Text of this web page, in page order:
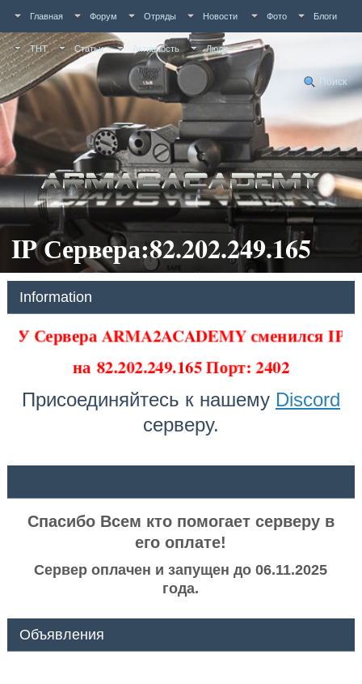
Главная Форум Отряды Новости Фото Блоги
ТНТ Статьи Активность Люди
Поиск
IP Сервера:82.202.249.165
Information
У Сервера ARMA2ACADEMY сменился IP
на82.202.249.165 Порт: 2402
Присоединяйтесь к нашему Discord
серверу.
Спасибо Всем кто помогает серверу в
его оплате!
Сервер оплачен и запущен до 06.11.2025
года.
Объявления